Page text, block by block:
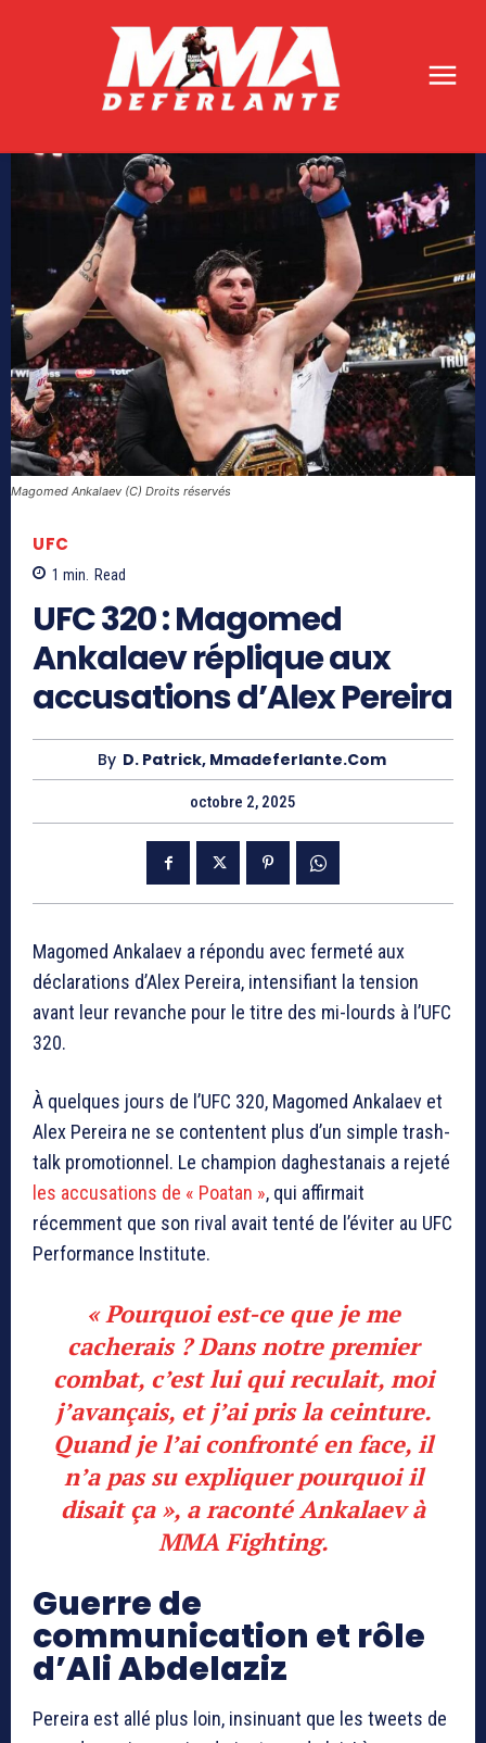
Magomed Ankalaev (C) Droits réservés
UFC
1 min. Read
UFC 320 : Magomed
Ankalaev réplique aux
accusations d’Alex Pereira
By D. Patrick, Mmadeferlante.com
octobre 2, 2025
Magomed Ankalaev a répondu avec fermeté aux
déclarations d’Alex Pereira, intensifiant la tension
avant leur revanche pour le titre des mi-lourds à l’UFC
320.
À quelques jours de l’UFC 320, Magomed Ankalaev et
Alex Pereira ne se contentent plus d’un simple trash-
talk promotionnel. Le champion daghestanais a rejeté
les accusations de « Poatan », qui affirmait
récemment que son rival avait tenté de l’éviter au UFC
Performance Institute.
« Pourquoi est-ce que je me
cacherais ? Dans notre premier
combat, c’est lui qui reculait, moi
j’avançais, et j’ai pris la ceinture.
Quand je l’ai confronté en face, il
n’a pas su expliquer pourquoi il
disait ça », a raconté Ankalaev à
MMA Fighting.
Guerre de
communication et rôle
d’Ali Abdelaziz
Pereira est allé plus loin, insinuant que les tweets de